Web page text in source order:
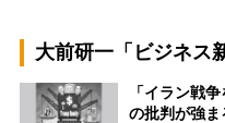
大前研一「ビジネス
「イラン戦
の批判が強